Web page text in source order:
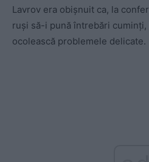
Lavrov era obișnuit ca, la
ruși să-i pună întrebări
ocolească problemele delicate.